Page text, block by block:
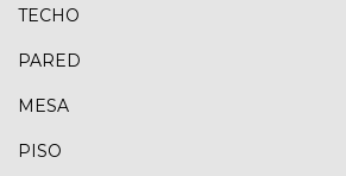
TECHO
PARED
MESA
PISO